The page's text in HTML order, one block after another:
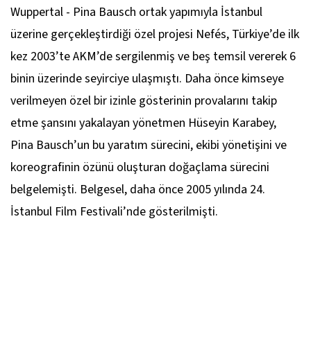
Wuppertal - Pina Bausch ortak yapımıyla İstanbul
üzerine gerçekleştirdiği özel projesi Nefés, Türkiye’de ilk
kez 2003’te AKM’de sergilenmiş ve beş temsil vererek 6
binin üzerinde seyirciye ulaşmıştı. Daha önce kimseye
verilmeyen özel bir izinle gösterinin provalarını takip
etme şansını yakalayan yönetmen Hüseyin Karabey,
Pina Bausch’un bu yaratım sürecini, ekibi yönetişini ve
koreografinin özünü oluşturan doğaçlama sürecini
belgelemişti. Belgesel, daha önce 2005 yılında 24.
İstanbul Film Festivali’nde gösterilmişti.